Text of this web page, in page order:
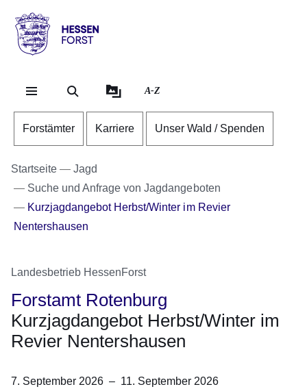
Hessen
Forst
A-Z
Forstämter Karriere Unser Wald / Spenden
Startseite
Jagd
Suche und Anfrage von Jagdangeboten
Kurzjagdangebot Herbst/Winter im Revier
Nentershausen
Landesbetrieb HessenForst
Forstamt Rotenburg
Kurzjagdangebot Herbst/Winter im
Revier Nentershausen
7. September 2026 – 11. September 2026